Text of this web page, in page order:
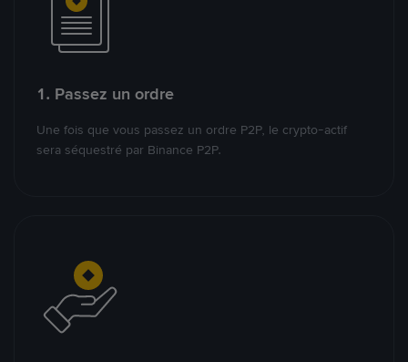
1. Passez un ordre
Une fois que vous passez un ordre P2P, le crypto-actif
sera séquestré par Binance P2P.